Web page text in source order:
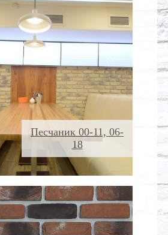
Песчаник 00-11, 06-
18